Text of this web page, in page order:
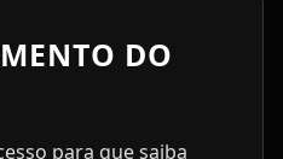
DO
para que saiba